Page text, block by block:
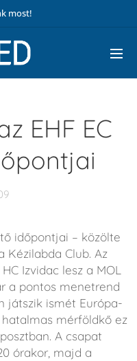
most!
EHF EC
időpontjai – közölte
Kézilabda Club. Az
Izvidac lesz a MOL
a pontos menetrend
játszik ismét Európa-
mérföldkő ez
A csapat
órakor, majd a